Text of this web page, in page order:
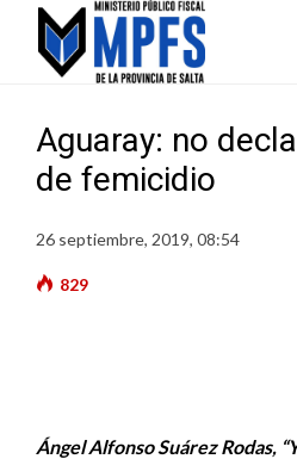
Aguaray: no
de femicidio
26 septiembre, 2019, 08:54
829
Ángel Alfonso Suárez Rodas,